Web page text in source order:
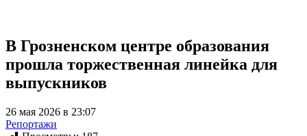
В Грозненском центре образования
прошла торжественная линейка для
выпускников
26 мая 2026 в 23:07
Репортажи